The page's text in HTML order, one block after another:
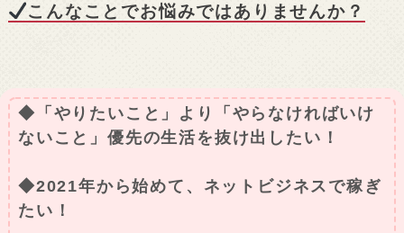
こんなことでお悩みではありませんか？
◆「やりたいこと」より「やらなければいけ
ないこと」優先の生活を抜け出したい！
◆2021年から始めて、ネットビジネスで稼ぎ
たい！